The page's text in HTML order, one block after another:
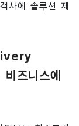
사에 솔루션 제
즈니스에